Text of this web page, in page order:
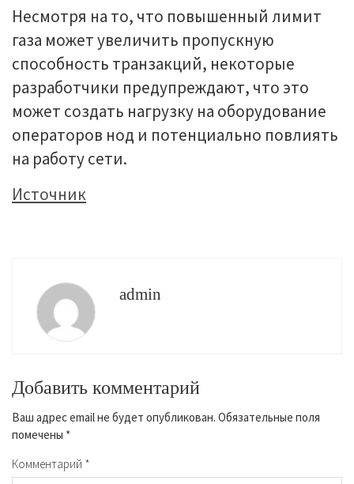
Несмотря на то, что повышенный лимит
газа может увеличить пропускную
способность транзакций, некоторые
разработчики предупреждают, что это
может создать нагрузку на оборудование
операторов нод и потенциально повлиять
на работу сети.
Источник
admin
Добавить комментарий
Ваш адрес email не будет опубликован. Обязательные поля
помечены *
Комментарий *